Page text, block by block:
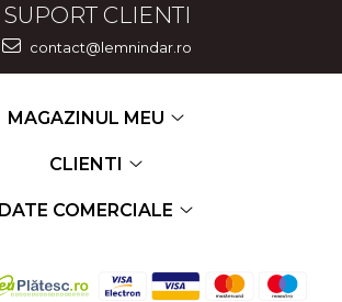
SUPORT CLIENTI
contact@lemnindar.ro
MAGAZINUL MEU
CLIENTI
DATE COMERCIALE